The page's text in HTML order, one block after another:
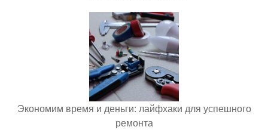
Экономим время и деньги: лайфхаки для успешного
ремонта